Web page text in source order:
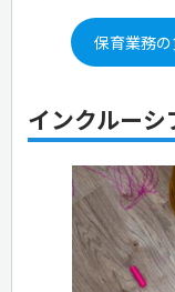
保育業務
インクルー